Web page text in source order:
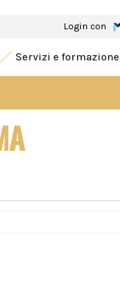
Login con
Servizi e formazione